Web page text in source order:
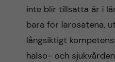
inte blir tillsatta är i
bara för lärosätena,
långsiktigt
hälso- och